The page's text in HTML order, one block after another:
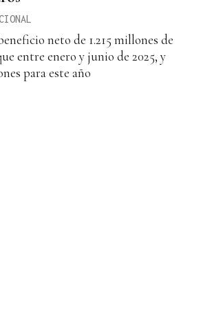
neto de 1.215 millones de
entre enero y junio de 2025, y
para este año